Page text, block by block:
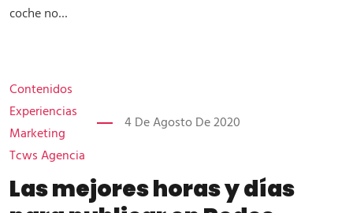
coche no...
Contenidos
Experiencias
Marketing
Tcws Agencia
4 De Agosto De 2020
Las mejores horas y días